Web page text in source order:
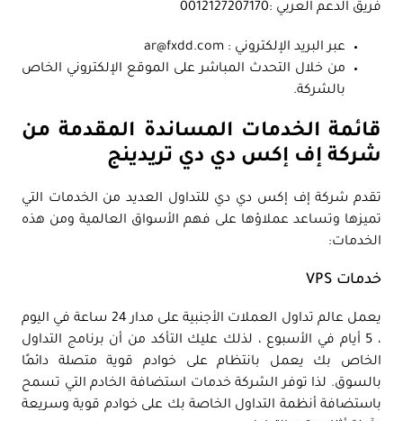
فريق الدعم العربي :0012127207170
عبر البريد الإلكتروني : ar@fxdd.com
من خلال التحدث المباشر على الموقع الإلكتروني الخاص
بالشركة.
قائمة الخدمات المساندة المقدمة من
شركة إف إكس دي دي تريدينج
تقدم شركة إف إكس دي دي للتداول العديد من الخدمات التي
تميزها وتساعد عملاؤها على فهم الأسواق العالمية ومن هذه
الخدمات:
خدمات VPS
يعمل عالم تداول العملات الأجنبية على مدار 24 ساعة في اليوم
، 5 أيام في الأسبوع ، لذلك عليك التأكد من أن برنامج التداول
الخاص بك يعمل بانتظام على خوادم قوية متصلة دائمًا
بالسوق. لذا توفر الشركة خدمات استضافة الخادم التي تسمح
باستضافة أنظمة التداول الخاصة بك على خوادم قوية وسريعة